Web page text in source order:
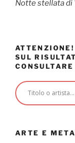
Notte stellata di
SUL
ARTE E